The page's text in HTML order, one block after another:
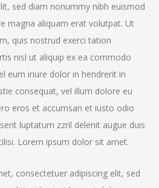
sed diam nonummy nibh euismod
magna aliquam erat volutpat. Ut
quis nostrud exerci tation
nisl ut aliquip ex ea commodo
eum iriure dolor in hendrerit in
consequat, vel illum dolore eu
eros et accumsan et iusto odio
luptatum zzril delenit augue duis
Lorem ipsum dolor sit amet.
consectetuer adipiscing elit, sed